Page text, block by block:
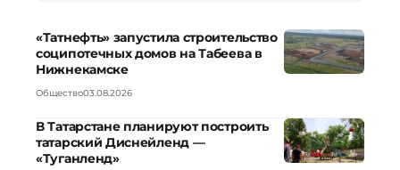
«Татнефть» запустила строительство
соципотечных домов на Табеева в
Нижнекамске
Общество03.08.2026
В Татарстане планируют построить
татарский Диснейленд —
«Туганленд»